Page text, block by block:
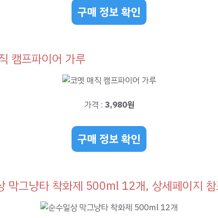
구매 정보 확인
캠프파이어 가루
가격 : 3,980원
구매 정보 확인
막그냥타 착화제 500ml 12개, 상세페이지